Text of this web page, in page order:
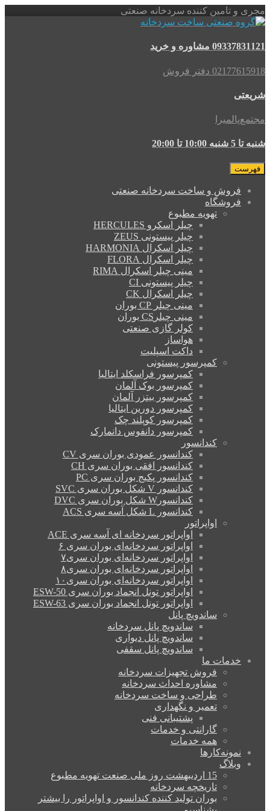
کننده سردخانه صنعتی
و خرید
فروش
و ساخت سردخانه صنعتی
تهویه مطبوع
چیلر اسکرو HERCULES
چیلر پیستونی ZEUS
چیلر اسکرال HARMONIA
چیلر اسکرال FLORA
مینی چیلر اسکرال RIMA
چیلر پیستونی CI
چیلر اسکرال CK
مینی چیلر CP بوران
مینی چیلرCS بوران
کولر گازی صنعتی
هواساز
داکت اسپلیت
کمپرسور پیستونی
کمپرسور فراسکلد ایتالیا
کمپرسور بوک آلمان
کمپرسور بیتزر آلمان
کمپرسور دورین ایتالیا
کمپرسور کوپلند چک
کمپرسور دانفوس دانمارک
کندانسور
کندانسور عمودی بوران سری CV
کندانسور افقی بوران سری CH
کندانسور پکیج بوران سری PC
کندانسور V شکل بوران سری SVC
کندانسورW شکل بوران سری DVC
کندانسور L شکل آسه سری ACS
اواپراتور
اواپراتور سردخانه ای آسه سری ACE
اواپراتور سردخانه‌ای بوران سری ۶
اواپراتور سردخانه‌ای بوران سری۷
اواپراتور سردخانه‌ای بوران سری۸
اواپراتور سردخانه‌ای بوران سری۱۰
اواپراتور تونل انجماد بوران سری ESW-50
اواپراتور تونل انجماد بوران سری ESW-63
ساندویچ پانل
ساندویچ پانل سردخانه
ساندویچ پانل دیواری
ساندویچ پانل سقفی
ما
فروش تجهیزات سردخانه
مشاوره احداث سردخانه
طراحی و ساخت سردخانه
تعمیر و نگهداری
پشتیبانی فنی
گارانتی و خدمات
همه خدمات
تاریخچه سردخانه
بوران تولید کننده کندانسور و اواپراتور را بیشتر